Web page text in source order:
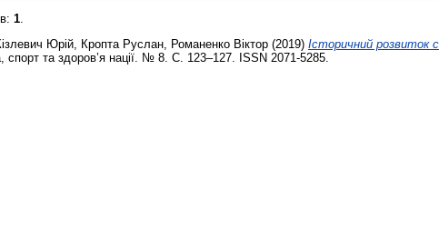
1.
Юрій, Кропта Руслан, Романенко Віктор (2019) Історичний розвиток
спорт та здоров’я нації. № 8. С. 123–127. ISSN 2071-5285.